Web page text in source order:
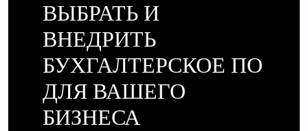
ВЫБРАТЬ И
ВНЕДРИТЬ
БУХГАЛТЕРСКОЕ ПО
ДЛЯ ВАШЕГО
БИЗНЕСА